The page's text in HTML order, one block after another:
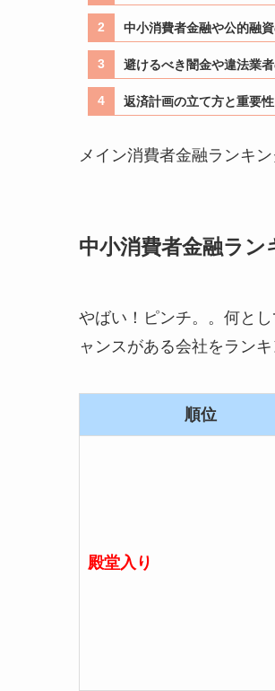
中小消費者金融や公的融
避けるべき闇金や違法業
返済計画の立て方と重要性
メイン消費者金融ランキ
中小消費者金融ラ
やばい！ピンチ。。何と
ャンスがある会社をラン
順位
殿堂入り